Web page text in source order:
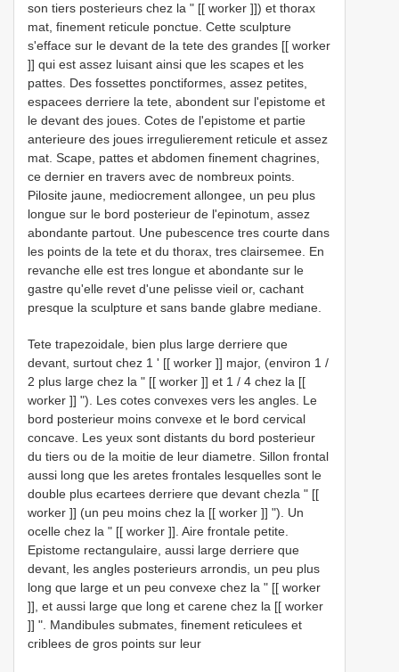
son tiers posterieurs chez la " [[ worker ]]) et thorax
mat, finement reticule ponctue. Cette sculpture
s'efface sur le devant de la tete des grandes [[ worker
]] qui est assez luisant ainsi que les scapes et les
pattes. Des fossettes ponctiformes, assez petites,
espacees derriere la tete, abondent sur l'epistome et
le devant des joues. Cotes de l'epistome et partie
anterieure des joues irregulierement reticule et assez
mat. Scape, pattes et abdomen finement chagrines,
ce dernier en travers avec de nombreux points.
Pilosite jaune, mediocrement allongee, un peu plus
longue sur le bord posterieur de l'epinotum, assez
abondante partout. Une pubescence tres courte dans
les points de la tete et du thorax, tres clairsemee. En
revanche elle est tres longue et abondante sur le
gastre qu'elle revet d'une pelisse vieil or, cachant
presque la sculpture et sans bande glabre mediane.
Tete trapezoidale, bien plus large derriere que
devant, surtout chez 1 ' [[ worker ]] major, (environ 1 /
2 plus large chez la " [[ worker ]] et 1 / 4 chez la [[
worker ]] "). Les cotes convexes vers les angles. Le
bord posterieur moins convexe et le bord cervical
concave. Les yeux sont distants du bord posterieur
du tiers ou de la moitie de leur diametre. Sillon frontal
aussi long que les aretes frontales lesquelles sont le
double plus ecartees derriere que devant chezla " [[
worker ]] (un peu moins chez la [[ worker ]] "). Un
ocelle chez la " [[ worker ]]. Aire frontale petite.
Epistome rectangulaire, aussi large derriere que
devant, les angles posterieurs arrondis, un peu plus
long que large et un peu convexe chez la " [[ worker
]], et aussi large que long et carene chez la [[ worker
]] ". Mandibules submates, finement reticulees et
criblees de gros points sur leur